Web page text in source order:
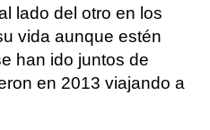
lado del otro en los
vida aunque estén
han ido juntos de
en 2013 viajando a